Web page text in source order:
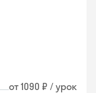
от 1090 ₽ / урок